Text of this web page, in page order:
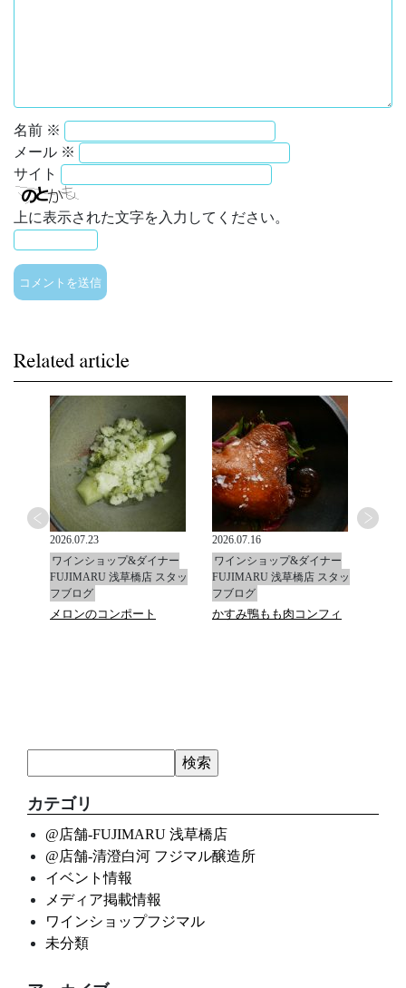
名前 ※
メール ※
サイト
上に表示された文字を入力してください。
2026.07.23
ワインショップ&ダイナー
FUJIMARU 浅草橋店 スタッ
フブログ
メロンのコンポート
2026.07.16
ワインショップ&ダイナー
FUJIMARU 浅草橋店 スタッ
フブログ
かすみ鴨もも肉コンフィ
カテゴリ
@店舗-FUJIMARU 浅草橋店
@店舗-清澄白河 フジマル醸造所
イベント情報
メディア掲載情報
ワインショップフジマル
未分類